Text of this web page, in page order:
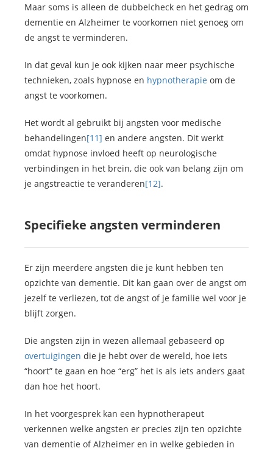
Maar soms is alleen de dubbelcheck en het gedrag om
dementie en Alzheimer te voorkomen niet genoeg om
de angst te verminderen.
In dat geval kun je ook kijken naar meer psychische
technieken, zoals hypnose en hypnotherapie om de
angst te voorkomen.
Het wordt al gebruikt bij angsten voor medische
behandelingen[11] en andere angsten. Dit werkt
omdat hypnose invloed heeft op neurologische
verbindingen in het brein, die ook van belang zijn om
je angstreactie te veranderen[12].
Specifieke angsten verminderen
Er zijn meerdere angsten die je kunt hebben ten
opzichte van dementie. Dit kan gaan over de angst om
jezelf te verliezen, tot de angst of je familie wel voor je
blijft zorgen.
Die angsten zijn in wezen allemaal gebaseerd op
overtuigingen die je hebt over de wereld, hoe iets
“hoort” te gaan en hoe “erg” het is als iets anders gaat
dan hoe het hoort.
In het voorgesprek kan een hypnotherapeut
verkennen welke angsten er precies zijn ten opzichte
van dementie of Alzheimer en in welke gebieden in